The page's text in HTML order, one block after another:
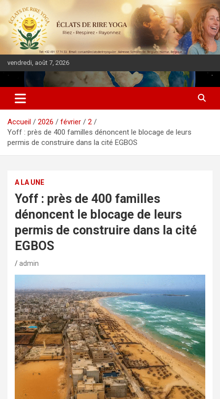
vendredi, août 7, 2026
DIASPORA PULSE
Accueil 2026 février
2
Yoff : près de 400 familles dénoncent le blocage de leurs
permis de construire dans la cité EGBOS
A LA UNE
Yoff : près de 400 familles
dénoncent le blocage de leurs
permis de construire dans la cité
EGBOS
admin